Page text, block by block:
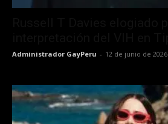
Administrador GayPeru - 12 de junio de 2026